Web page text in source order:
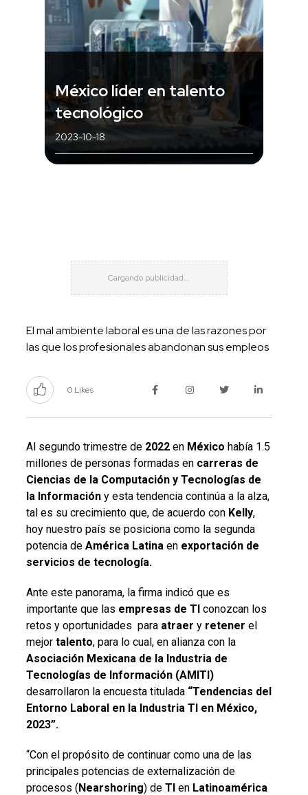
México líder en talento
tecnológico
2023-10-18
El mal ambiente laboral es una de las razones por
las que los profesionales abandonan sus empleos
0 Likes
Al segundo trimestre de 2022en México había 1.5
millones de personas formadas en carreras de
Ciencias de la Computación y Tecnologías de
la Información y esta tendencia continúa a la alza,
tal es su crecimiento que, de acuerdo con Kelly,
hoy nuestro país se posiciona como la segunda
potencia de América Latina en exportación de
servicios de tecnología.
Ante este panorama, la firma indicó que es
importante que las empresas de TI conozcan los
retos y oportunidades para atraer y retener el
mejor talento, para lo cual, en alianza con la
Asociación Mexicana de la Industria de
Tecnologías de Información (AMITI)
desarrollaron la encuesta titulada “Tendencias del
Entorno Laboral en la Industria TI en México,
2023”.
“Con el propósito de continuar como una de las
principales potencias de externalización de
procesos (Nearshoring) de TIen Latinoamérica